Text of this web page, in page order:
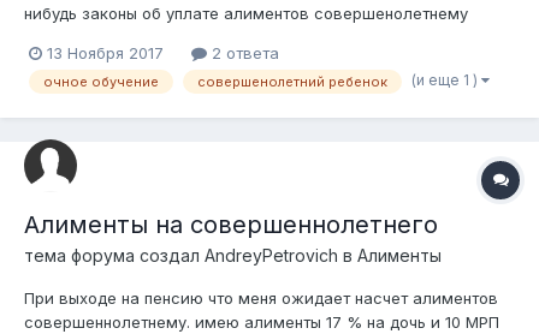
нибудь законы об уплате алиментов совершенолетнему
несовершенолетия. У моей мамы не получилось оформить
алименты и она оставила это дело ( гоняли по районам
13 Ноября 2017 2 ответа
очное обучение совершенолетний ребенок (и еще 1 )
Алименты на совершеннолетнего
тема форума создал AndreyPetrovich в Алименты
При выходе на пенсию что меня ожидает насчет алиментов
совершеннолетнему. имею алименты 17 % на дочь и 10 МРП